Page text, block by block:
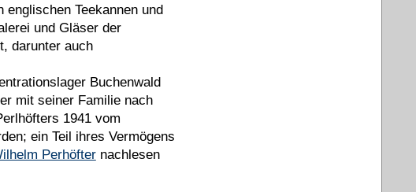
Teekannen und
und Gläser der
darunter auch
Buchenwald
mit seiner Familie nach
1941 vom
ein Teil ihres Vermögens
Perhöfternachlesen